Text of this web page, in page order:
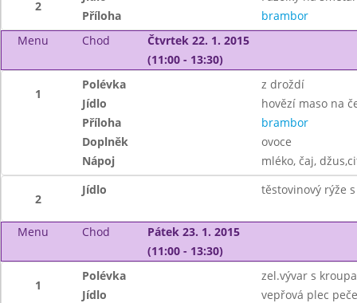
2
Příloha
brambor
Menu
Chod
Čtvrtek 22. 1. 2015
(11:00 - 13:30)
1
Polévka
z droždí
Jídlo
hovězí maso na
Příloha
brambor
Doplněk
ovoce
Nápoj
mléko, čaj,
2
Jídlo těstovinový rýže
Menu Chod
Pátek 23. 1. 2015
(11:00 - 13:30)
1
Polévka
zel.vývar s
Jídlo
vepřová plec